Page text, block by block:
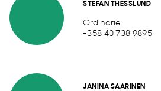
STEFAN THESSLUND
Ordinarie
+358 40 738 9895
JANINA SAARINEN